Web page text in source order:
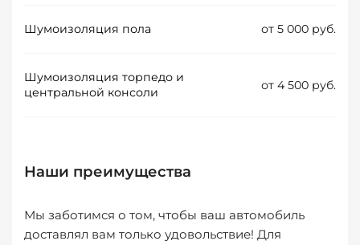
Шумоизоляция пола от 5 000 руб.
Шумоизоляция торпедо и
центральной консоли
от 4 500 руб.
Наши преимущества
Мы заботимся о том, чтобы ваш автомобиль
доставлял вам только удовольствие! Для